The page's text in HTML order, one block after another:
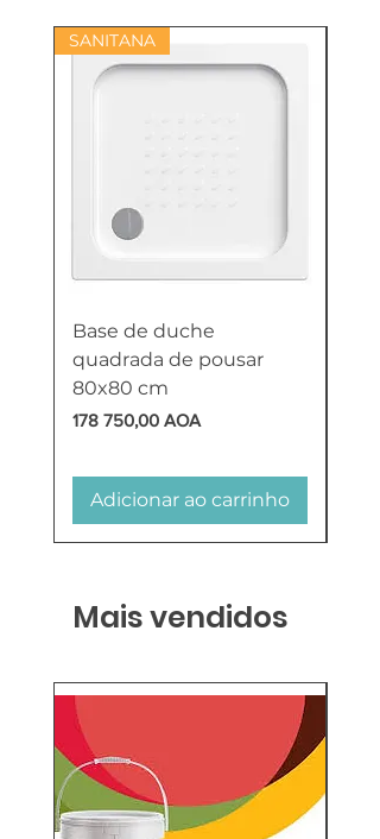
SANITANA
Base de duche
quadrada de pousar
80x80 cm
Preço
178 750,00 AOA
Adicionar ao carrinho
Mais vendidos